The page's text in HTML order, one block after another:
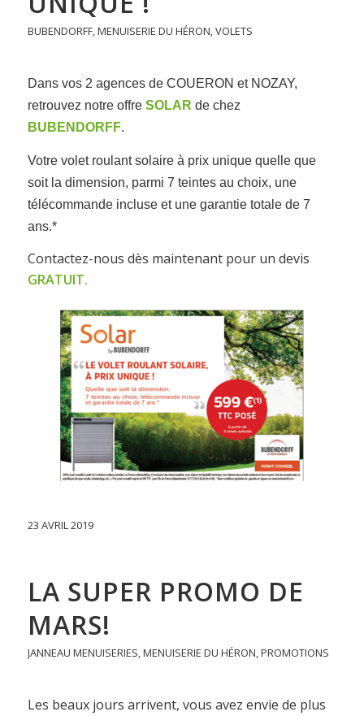
BUBENDORFF,MENUISERIE DU HÉRON,VOLETS
Dans vos 2 agences de COUERON et NOZAY,
retrouvez notre offre SOLAR de chez
BUBENDORFF.
Votre volet roulant solaire à prix unique quelle que
soit la dimension, parmi 7 teintes au choix, une
télécommande incluse et une garantie totale de 7
ans.*
Contactez-nous dès maintenant pour un devis
GRATUIT.
23 AVRIL 2019
LA SUPER PROMO DE
MARS!
JANNEAU MENUISERIES,MENUISERIE DU HÉRON,PROMOTIONS
Les beaux jours arrivent, vous avez envie de plus